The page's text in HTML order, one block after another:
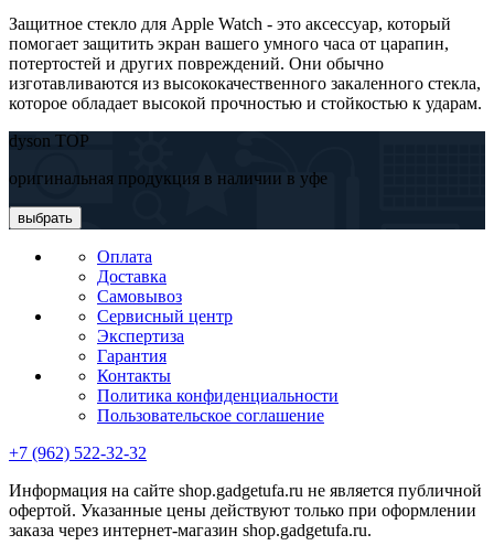
Защитное стекло для Apple Watch - это аксессуар, который
помогает защитить экран вашего умного часа от царапин,
потертостей и других повреждений. Они обычно
изготавливаются из высококачественного закаленного стекла,
которое обладает высокой прочностью и стойкостью к ударам.
dyson TOP
оригинальная продукция в наличии в уфе
выбрать
Оплата
Доставка
Самовывоз
Сервисный центр
Экспертиза
Гарантия
Контакты
Политика конфиденциальности
Пользовательское соглашение
+7 (962) 522-32-32
Информация на сайте shop.gadgetufa.ru не является публичной
офертой. Указанные цены действуют только при оформлении
заказа через интернет-магазин shop.gadgetufa.ru.